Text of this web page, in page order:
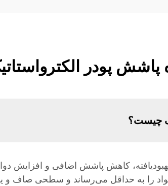
پاشش پودر
چیست؟
کاهش پاشش اضافی و افزایش
را به حداقل می‌رساند و سطحی صاف و